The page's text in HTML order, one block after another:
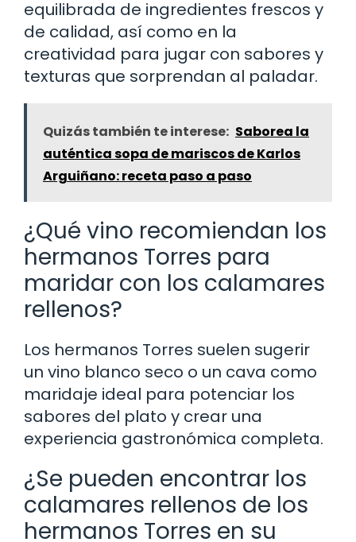
equilibrada de ingredientes frescos y
de calidad, así como en la
creatividad para jugar con sabores y
texturas que sorprendan al paladar.
Quizás también te interese: Saborea la
auténtica sopa de mariscos de Karlos
Arguiñano: receta paso a paso
¿Qué vino recomiendan los
hermanos Torres para
maridar con los calamares
rellenos?
Los hermanos Torres suelen sugerir
un vino blanco seco o un cava como
maridaje ideal para potenciar los
sabores del plato y crear una
experiencia gastronómica completa.
¿Se pueden encontrar los
calamares rellenos de los
hermanos Torres en su